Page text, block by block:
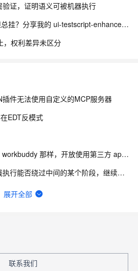
证，证明语义可被机器执行
AI 测试提效 ｜ 脚本能跑但总挂？分享我的 ui-testscript-enhancer + Skill UI 自动化健壮性增强方案
，权利差异未区分
件无法使用自定义的MCP服务器
EDT反模式
为什么 qoder work 不能像 workbuddy 那样，开放使用第三方 api？
如图，请问在云效，流水线执行能否绕过中间的某个阶段，继续向后执行？
自动补全功能
写入极高
展开全部
联系我们